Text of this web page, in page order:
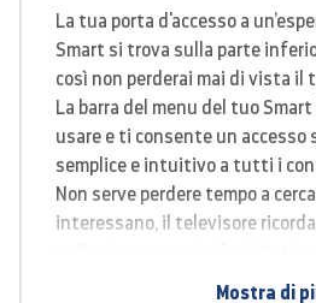
La tua porta d'accesso a
Smart si trova sulla parte
così non perderai mai di vista
La barra del menu del tuo
usare e ti consente un accesso
semplice e intuitivo a tutti i
Non serve perdere tempo a
interessano, il televisore
occhi sulla barra del menu e ti
Mostra di